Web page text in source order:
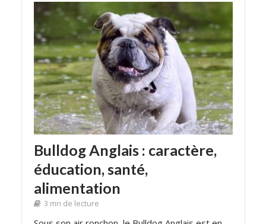
Bulldog Anglais : caractère,
éducation, santé,
alimentation
3 mn de lecture